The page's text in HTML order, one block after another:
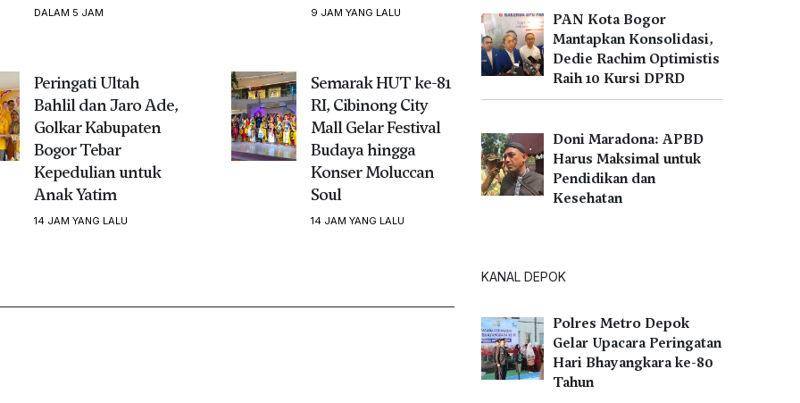
DALAM 5 JAM 9 JAM YANG LALU
Peringati Ultah
Bahlil dan Jaro Ade,
Golkar Kabupaten
Bogor Tebar
Kepedulian untuk
Anak Yatim
14 JAM YANG LALU
Semarak HUT ke-81
RI, Cibinong City
Mall Gelar Festival
Budaya hingga
Konser Moluccan
Soul
14 JAM YANG LALU
PAN Kota Bogor
Mantapkan Konsolidasi,
Dedie Rachim Optimistis
Raih 10 Kursi DPRD
Doni Maradona: APBD
Harus Maksimal untuk
Pendidikan dan
Kesehatan
KANAL DEPOK
Polres Metro Depok
Gelar Upacara Peringatan
Hari Bhayangkara ke-80
Tahun